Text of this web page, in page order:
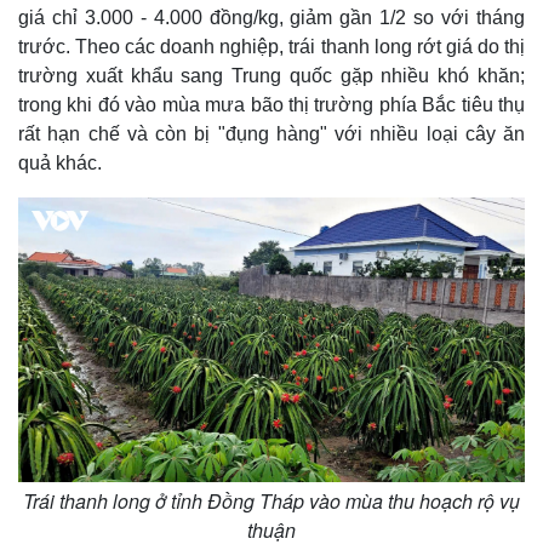
giá chỉ 3.000 - 4.000 đồng/kg, giảm gần 1/2 so với tháng
trước. Theo các doanh nghiệp, trái thanh long rớt giá do thị
trường xuất khẩu sang Trung quốc gặp nhiều khó khăn;
trong khi đó vào mùa mưa bão thị trường phía Bắc tiêu thụ
rất hạn chế và còn bị "đụng hàng" với nhiều loại cây ăn
quả khác.
Trái thanh long ở tỉnh Đồng Tháp vào mùa thu hoạch rộ vụ
thuận